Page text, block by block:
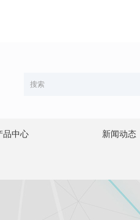
品中心 新闻动态